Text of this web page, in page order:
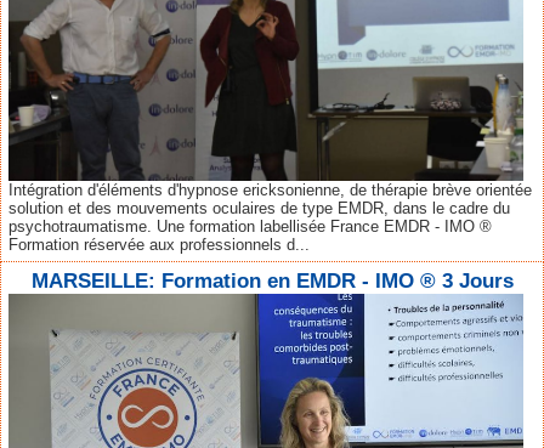
Intégration d'éléments d'hypnose ericksonienne, de thérapie brève orientée
solution et des mouvements oculaires de type EMDR, dans le cadre du
psychotraumatisme. Une formation labellisée France EMDR - IMO ®
Formation réservée aux professionnels d...
MARSEILLE: Formation en EMDR - IMO ® 3 Jours